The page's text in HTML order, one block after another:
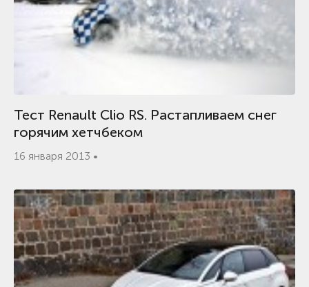
Тест Renault Clio RS. Растапливаем снег
горячим хетчбеком
16 января 2013 •